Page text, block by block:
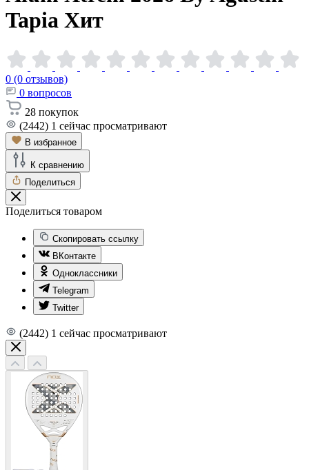
Tapia Хит
0 (0 отзывов)
0 вопросов
28 покупок
(2442) 1 сейчас просматривают
В избранное
К сравнению
Поделиться
Поделиться товаром
Скопировать ссылку
ВКонтакте
Одноклассники
Telegram
Twitter
(2442) 1 сейчас просматривают